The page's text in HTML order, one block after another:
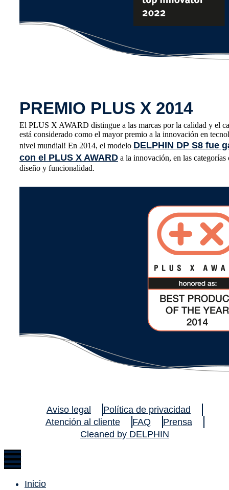
PREMIO PLUS X 2014
El PLUS X AWARD distingue a las marcas por la calidad y el
está considerado como el mayor premio a la innovación en
nivel mundial! En 2014, el modelo DELPHIN DP S8 fue
con el PLUS X AWARD a la innovación, en las
diseño y funcionalidad.
Aviso legal
Política de privacidad
Atención al cliente
FAQ
Prensa
Cleaned by DELPHIN
Inicio